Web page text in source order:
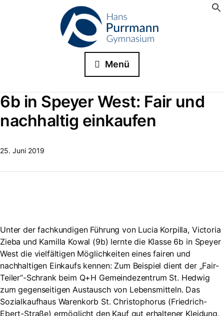
Menü
6b in Speyer West: Fair und
nachhaltig einkaufen
25. Juni 2019
Unter der fachkundigen Führung von Lucia Korpilla, Victoria
Zieba und Kamilla Kowal (9b) lernte die Klasse 6b in Speyer
West die vielfältigen Möglichkeiten eines fairen und
nachhaltigen Einkaufs kennen: Zum Beispiel dient der „Fair-
Teiler“-Schrank beim Q+H Gemeindezentrum St. Hedwig
zum gegenseitigen Austausch von Lebensmitteln. Das
Sozialkaufhaus Warenkorb St. Christophorus (Friedrich-
Ebert-Straße) ermöglicht den Kauf gut erhaltener Kleidung,